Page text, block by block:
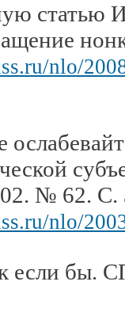
статью
nlo/
№ 62. С.
nlo/
если бы.